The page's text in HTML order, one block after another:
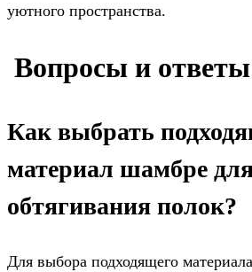
уютного пространства.
️ Вопросы и ответы
Как выбрать
материал шамбре
обтягивания полок?
Для выбора подходящего